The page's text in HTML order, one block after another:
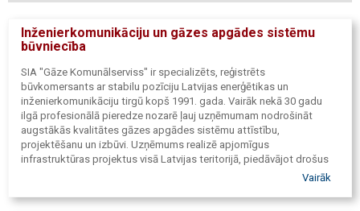
Inženierkomunikāciju un gāzes apgādes sistēmu
būvniecība
SIA "Gāze Komunālserviss" ir specializēts, reģistrēts
būvkomersants ar stabilu pozīciju Latvijas enerģētikas un
inženierkomunikāciju tirgū kopš 1991. gada. Vairāk nekā 30 gadu
ilgā profesionālā pieredze nozarē ļauj uzņēmumam nodrošināt
augstākās kvalitātes gāzes apgādes sistēmu attīstību,
projektēšanu un izbūvi. Uzņēmums realizē apjomīgus
infrastruktūras projektus visā Latvijas teritorijā, piedāvājot drošus
un tehnoloģiski precīzus risinājumus gan fiziskām, gan juridiskām
Vairāk